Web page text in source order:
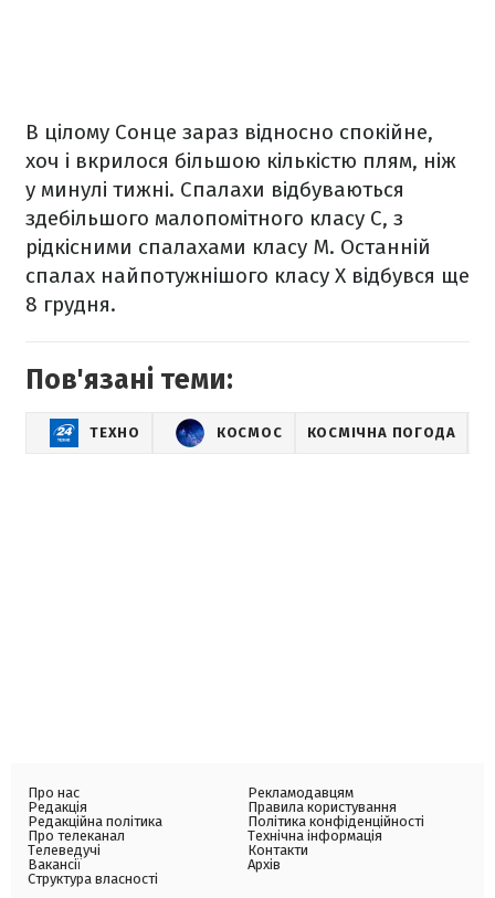
В цілому Сонце зараз відносно спокійне,
хоч і вкрилося більшою кількістю плям, ніж
у минулі тижні. Спалахи відбуваються
здебільшого малопомітного класу C, з
рідкісними спалахами класу M. Останній
спалах найпотужнішого класу X відбувся ще
8 грудня.
Пов'язані теми:
ТЕХНО КОСМОС КОСМІЧНА ПОГОДА
Про нас
Редакція
Редакційна політика
Про телеканал
Телеведучі
Вакансії
Структура власності
Рекламодавцям
Правила користування
Політика конфіденційності
Технічна інформація
Контакти
Архів